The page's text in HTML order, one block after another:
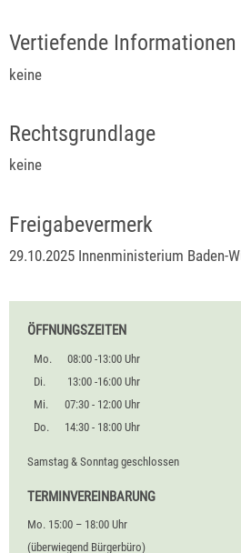
Vertiefende Informationen
keine
Rechtsgrundlage
keine
Freigabevermerk
29.10.2025 Innenministerium Baden-
ÖFFNUNGSZEITEN
Mo.
08:00 -13:00 Uhr
Di.
13:00 -16:00 Uhr
Mi.
07:30 - 12:00 Uhr
Do.
14:30 - 18:00 Uhr
Samstag & Sonntag geschlossen
TERMINVEREINBARUNG
Mo. 15:00 – 18:00 Uhr
(überwiegend Bürgerbüro)